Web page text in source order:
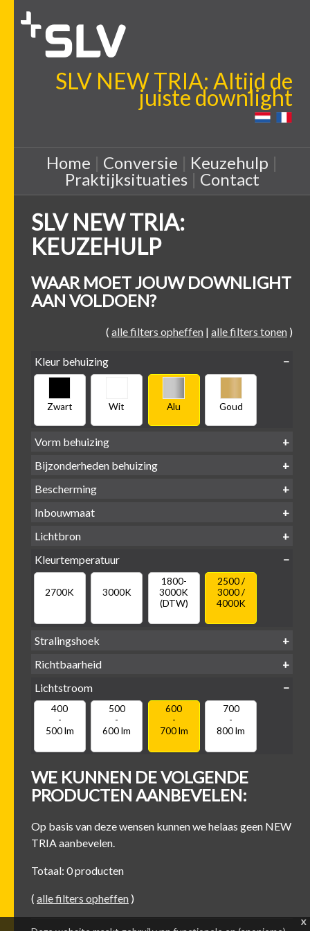
SLV NEW TRIA: Altijd de
juiste downlight
Home | Conversie | Keuzehulp |
Praktijksituaties| Contact
SLV NEW TRIA:
KEUZEHULP
WAAR MOET JOUW DOWNLIGHT
AAN VOLDOEN?
( alle filters opheffen | alle filters tonen )
Kleur behuizing
Zwart Wit Alu Goud
Vorm behuizing
Vierkant
Bijzonderheden behuizing
Bescherming
IP65 water-
Inbouwmaat
Ø
Lichtbron
GU10
Kleurtemperatuur
2700K 3000K
1800-
3000K
(DTW)
2500 /
3000 /
4000K
Stralingshoek
Richtbaarheid
Kantel-baar Draaibaar
Lichtstroom
400
-
500 lm
500
-
600 lm
600
-
700 lm
700
-
800 lm
WE KUNNEN DE VOLGENDE
PRODUCTEN AANBEVELEN:
Op basis van deze wensen kunnen we helaas geen NEW
TRIA aanbevelen.
Totaal: 0 producten
( alle filters opheffen )
x